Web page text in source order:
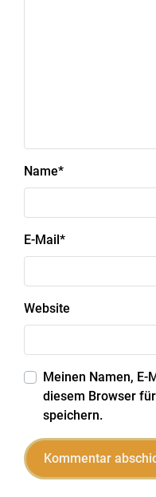
Name*
E-Mail*
Website
Meinen Namen, E-
diesem Browser
speichern.